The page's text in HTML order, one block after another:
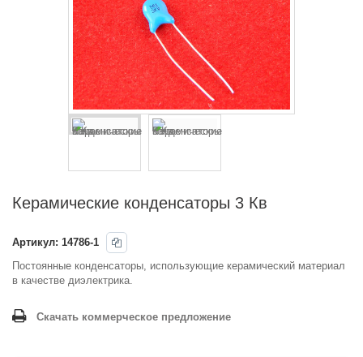
Керамические конденсаторы 3 Кв
Артикул: 14786-1
Постоянные конденсаторы, использующие керамический материал
в качестве диэлектрика.
Скачать коммерческое предложение